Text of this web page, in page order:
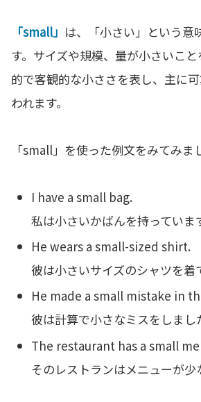
「small」 は、「小さい」という意
す。サイズや規模、量が小さいこ
的で客観的な小ささを表し、主に
われます。
「small」を使った例文をみてみま
I have a small bag.
私は小さいかばんを持っていま
He wears a small-sized shirt.
彼は小さいサイズのシャツを着
He made a small mistake in
彼は計算で小さなミスをしまし
The restaurant has a small
そのレストランはメニューが少